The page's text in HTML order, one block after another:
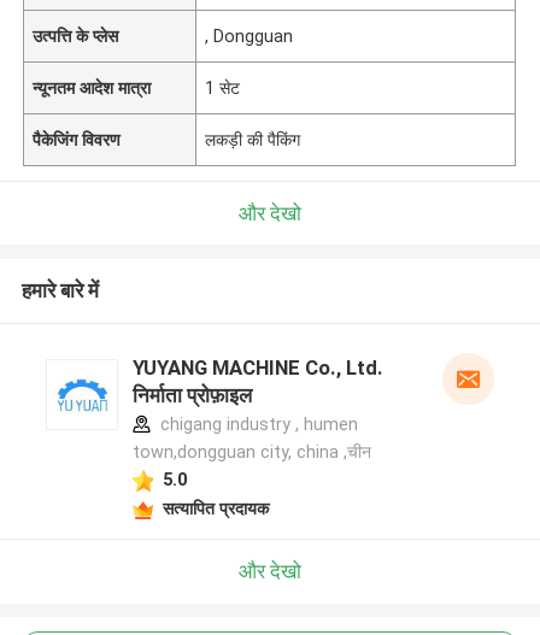
उत्पत्ति के प्लेस , Dongguan
न्यूनतम आदेश मात्रा 1 सेट
पैकेजिंग विवरण लकड़ी की पैकिंग
और देखो
हमारे बारे में
YUYANG MACHINE Co., Ltd.
निर्माता प्रोफ़ाइल
chigang industry , humen
town,dongguan city, china ,चीन
5.0
सत्यापित प्रदायक
और देखो